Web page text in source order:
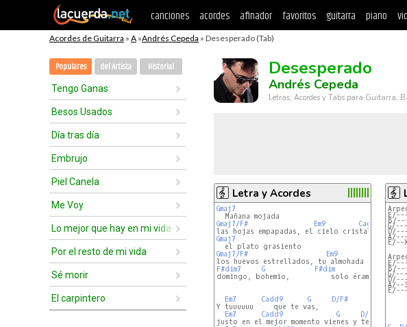
canciones acordes afinador favoritos guitarra piano
Acordes de Guitarra » A »Andrés Cepeda » Desesperado (Tab)
Populares del Artista Historial
Tengo Ganas
Besos Usados
Día tras día
Embrujo
Piel Canela
Me Voy
Lo mejor que hay en mi vida
Por el resto de mi vida
Sé morir
El carpintero
Desesperado
Andrés Cepeda
Letras, Acordes y Tabs para Guitarra,
Letra y Acordes
Gmaj7
Gmaj7/F#
Em9
Cadd9
Gmaj7
Gmaj7/F#
Em9
Cadd9
F#dim7
G F#dim
G
domingo, bohemio,          solo éramos tu y
Em7 Cadd9 G
D/F#
Y tuuuuuu     que te vas,
Em7
Cadd9 G
D/F#
justo en el mejor momento vienes y te vas
E/--